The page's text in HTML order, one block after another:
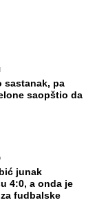
sastanak, pa
saopštio da
junak
4:0, a onda je
fudbalske